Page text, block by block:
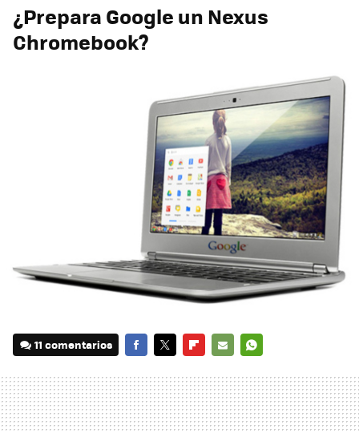
¿Prepara Google un Nexus
Chromebook?
11 comentarios
MAIL